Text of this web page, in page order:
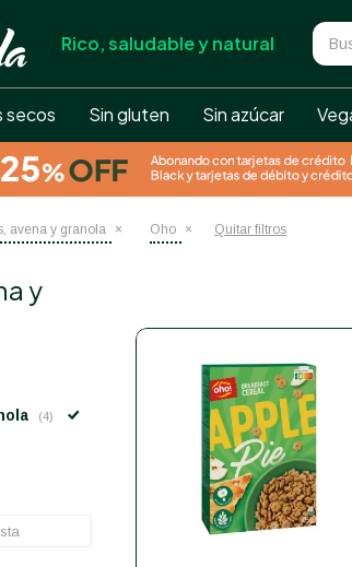
Rico, saludable y natural
secos Sin gluten Sin azúcar
avena y granola Oho Quitar filtros
y
(4)
help